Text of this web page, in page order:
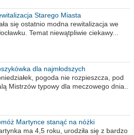
Starego Miasta
się ostatnio modna rewitalizacja we
Temat niewątpliwie ciekawy...
dla najmłodszych
pogoda nie rozpieszcza, pod
Mistrzów typowy dla meczowego dnia..
Martynce stanąć na nóżki
ma 4,5 roku, urodziła się z bardzo